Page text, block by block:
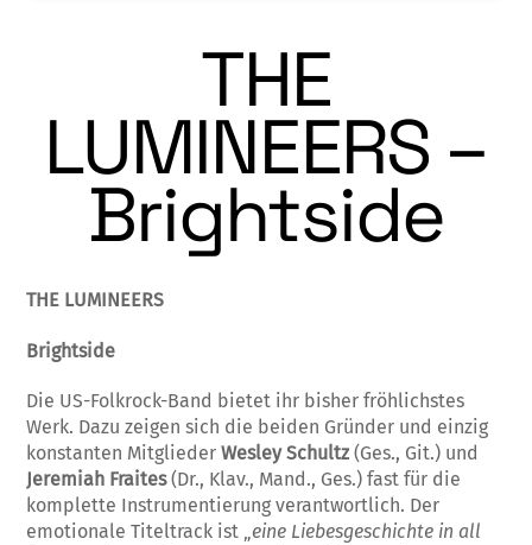
THE
LUMINEERS –
Brightside
THE LUMINEERS
Brightside
Die US-Folkrock-Band bietet ihr bisher fröhlichstes
Werk. Dazu zeigen sich die beiden Gründer und einzig
konstanten MitgliederWesley Schultz (Ges., Git.) und
Jeremiah Fraites(Dr., Klav., Mand., Ges.) fast für die
komplette Instrumentierung verantwortlich. Der
emotionale Titeltrack ist „eine Liebesgeschichte in all